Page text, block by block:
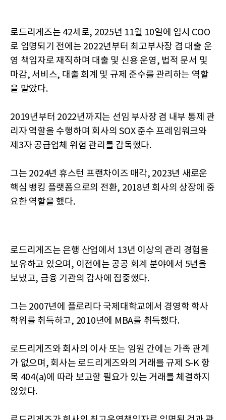
로드리게즈는 42세로, 2025년 11월 10일에 임시 COO
로 임명되기 전에는 2022년부터 최고부사장 겸 대출 운
영 책임자로 재직하며 대출 및 신용 운영, 법적 문서 및
마감, 서비스, 대출 회계 및 규제 준수를 관리하는 역할
을 맡았다.
2019년부터 2022년까지는 선임 부사장 겸 내부 통제 관
리자 역할을 수행하며 회사의 SOX 준수 프레임워크와
제3자 공급업체 위험 관리를 감독했다.
그는 2024년 휴스턴 프랜차이즈 매각, 2023년 새로운
핵심 뱅킹 플랫폼으로의 전환, 2018년 회사의 상장에 중
요한 역할을 했다.
로드리게즈는 은행 산업에서 13년 이상의 관리 경험을
보유하고 있으며, 이전에는 공공 회계 분야에서 5년을
보냈고, 금융 기관의 감사에 집중했다.
그는 2007년에 플로리다 국제대학교에서 경영학 학사
학위를 취득하고, 2010년에 MBA를 취득했다.
로드리게즈와 회사의 이사 또는 임원 간에는 가족 관계
가 없으며, 회사는 로드리게즈와의 거래를 규제 S-K 항
목 404(a)에 따라 보고할 필요가 있는 거래를 체결하지
않았다.